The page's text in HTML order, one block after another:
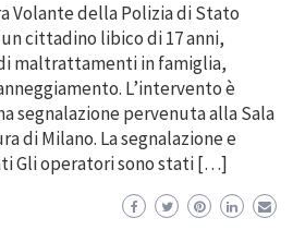
Volante della Polizia di Stato
cittadino libico di 17 anni,
maltrattamenti in famiglia,
L’intervento è
segnalazione pervenuta alla Sala
di Milano. La segnalazione e
Gli operatori sono stati […]